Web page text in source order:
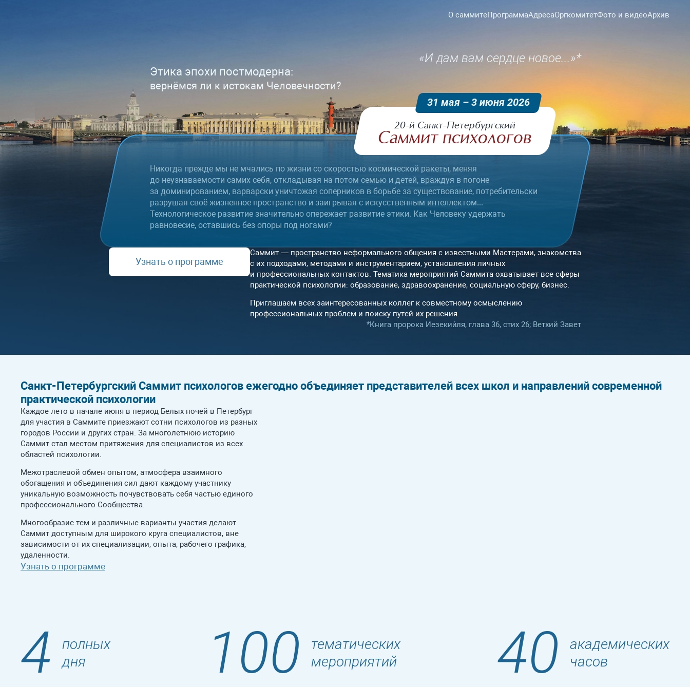
О саммитеПрограммаАдресаОргкомитетФото и видеоАрхив
«И дам вам сердце новое...»*
Этика эпохи постмодерна:
вернёмся ли к истокам Человечности?
31 мая – 3 июня 2026
20-й Санкт‑Петербургский
Саммит психологов
Никогда прежде мы не мчались по жизни со скоростью космической ракеты, меняя
до неузнаваемости самих себя, откладывая на потом семью и детей, враждуя в погоне
за доминированием, варварски уничтожая соперников в борьбе за существование, потребительски
разрушая своё жизненное пространство и заигрывая с искусственным интеллектом...
Технологическое развитие значительно опережает развитие этики. Как Человеку удержать
равновесие, оставшись без опоры под ногами?
Узнать о программе
Саммит — пространство неформального общения с известными Мастерами, знакомства
с их подходами, методами и инструментарием, установления личных
и профессиональных контактов. Тематика мероприятий Саммита охватывает все сферы
практической психологии: образование, здравоохранение, социальную сферу, бизнес.
Приглашаем всех заинтересованных коллег к совместному осмыслению
профессиональных проблем и поиску путей их решения.
*Книга пророка Иезекии́ля, глава 36, стих 26; Ветхий Завет
Санкт-Петербургский Саммит психологов ежегодно объединяет представителей всех школ и направлений современной
практической психологии
Каждое лето в начале июня в период Белых ночей в Петербург
для участия в Саммите приезжают сотни психологов из разных
городов России и других стран. За многолетнюю историю
Саммит стал местом притяжения для специалистов из всех
областей психологии.
Межотраслевой обмен опытом, атмосфера взаимного
обогащения и объединения сил дают каждому участнику
уникальную возможность почувствовать себя частью единого
профессионального Сообщества.
Многообразие тем и различные варианты участия делают
Саммит доступным для широкого круга специалистов, вне
зависимости от их специализации, опыта, рабочего графика,
удаленности.
Узнать о программе
4
полных
дня
100
тематических
мероприятий
40
академических
часов